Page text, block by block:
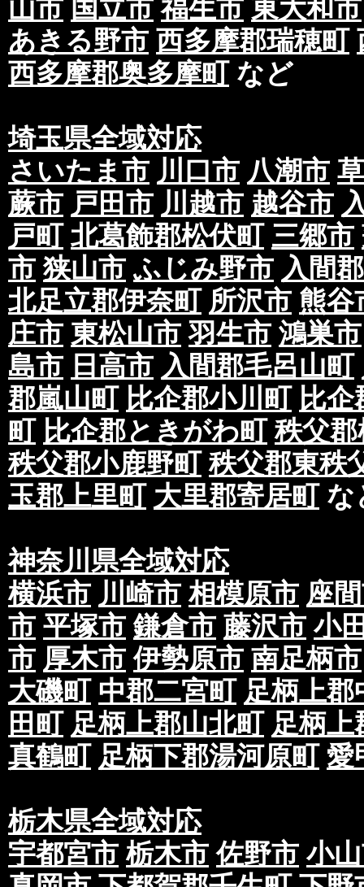
山市 国立市 福生市 東大和市
あきる野市 西多摩郡瑞穂町
西多摩郡奥多摩町など
埼玉県全域対応
さいたま市 川口市 八潮市
蕨市 戸田市 川越市 越谷市
戸町 北葛飾郡松伏町 三郷市
市 狭山市 ふじみ野市 入間
北足立郡伊奈町 所沢市 熊谷
庄市 東松山市 羽生市 鴻巣市
島市 日高市 入間郡毛呂山町
郡嵐山町 比企郡小川町 比
町 比企郡ときがわ町 秩父
秩父郡小鹿野町 秩父郡東秩
玉郡上里町 大里郡寄居町な
神奈川県全域対応
横浜市 川崎市 相模原市 座
市 平塚市 鎌倉市 藤沢市 小
市 厚木市 伊勢原市 南足柄市
大磯町 中郡二宮町 足柄上郡
田町 足柄上郡山北町 足柄上
真鶴町 足柄下郡湯河原町 愛
栃木県全域対応
宇都宮市 栃木市 佐野市 小